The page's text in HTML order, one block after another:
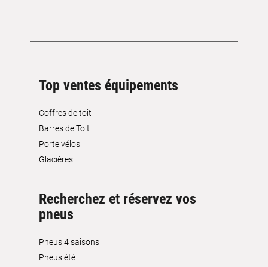
Top ventes équipements
Coffres de toit
Barres de Toit
Porte vélos
Glacières
Recherchez et réservez vos
pneus
Pneus 4 saisons
Pneus été